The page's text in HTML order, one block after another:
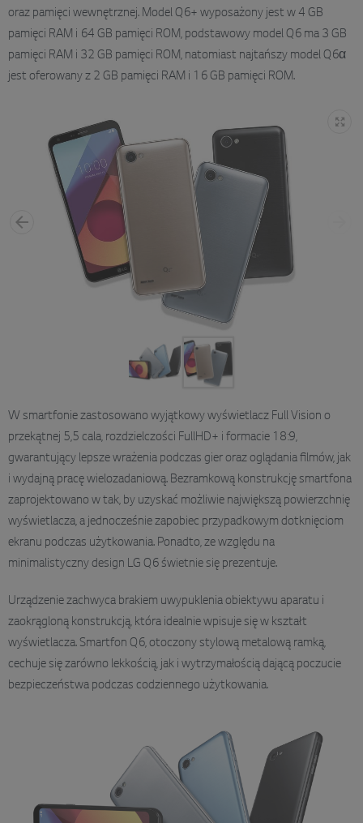
oraz pamięci wewnętrznej. Model Q6+ wyposażony jest w 4 GB
pamięci RAM i 64 GB pamięci ROM, podstawowy model Q6 ma 3 GB
pamięci RAM i 32 GB pamięci ROM, natomiast najtańszy model Q6α
jest oferowany z 2 GB pamięci RAM i 16 GB pamięci ROM.
W smartfonie zastosowano wyjątkowy wyświetlacz Full Vision o
przekątnej 5,5 cala, rozdzielczości FullHD+ i formacie 18:9,
gwarantujący lepsze wrażenia podczas gier oraz oglądania filmów, jak
i wydajną pracę wielozadaniową. Bezramkową konstrukcję smartfona
zaprojektowano w tak, by uzyskać możliwie największą powierzchnię
wyświetlacza, a jednocześnie zapobiec przypadkowym dotknięciom
ekranu podczas użytkowania. Ponadto, ze względu na
minimalistyczny design LG Q6 świetnie się prezentuje.
Urządzenie zachwyca brakiem uwypuklenia obiektywu aparatu i
zaokrągloną konstrukcją, która idealnie wpisuje się w kształt
wyświetlacza. Smartfon Q6, otoczony stylową metalową ramką,
cechuje się zarówno lekkością, jak i wytrzymałością dającą poczucie
bezpieczeństwa podczas codziennego użytkowania.